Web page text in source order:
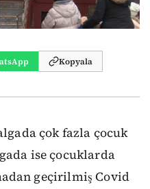
Kopyala
çok fazla çocuk
ise çocuklarda
geçirilmiş Covid